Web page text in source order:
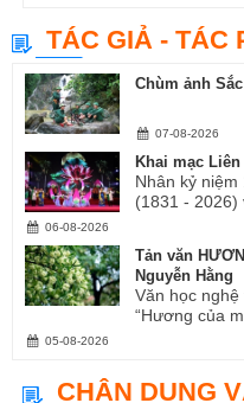
TÁC GIẢ - TÁC
Chùm ảnh
07-08-2026
Khai mạc
Nhân kỷ
(1831 - 2026)
06-08-2026
Tản văn
Nguyễn Hằng
Văn học
“Hương của
05-08-2026
CHÂN DUNG